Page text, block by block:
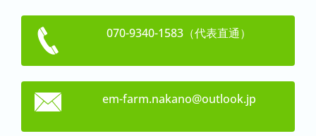
070-9340-1583（代表直通）
em-farm.nakano@outlook.jp